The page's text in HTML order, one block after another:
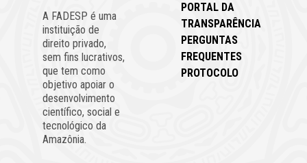
A FADESP é uma
instituição de
direito privado,
sem fins lucrativos,
que tem como
objetivo apoiar o
desenvolvimento
científico, social e
tecnológico da
Amazônia.
PORTAL DA
TRANSPARÊNCIA
PERGUNTAS
FREQUENTES
PROTOCOLO